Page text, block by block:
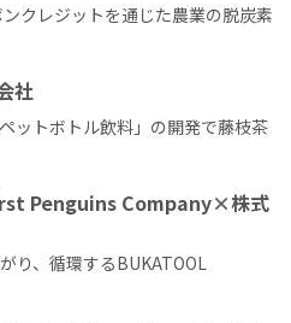
クレジットを通じた農業の脱炭素
社
ットボトル飲料」の開発で藤枝茶
Penguins Company×株式
り、循環するBUKATOOL